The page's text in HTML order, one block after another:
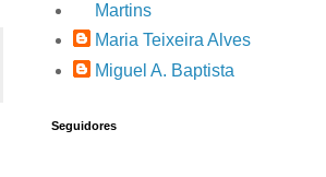
Martins
Maria Teixeira Alves
Miguel A. Baptista
Seguidores